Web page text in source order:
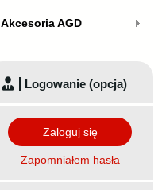
Akcesoria AGD
Logowanie (opcja)
Zaloguj się
Zapomniałem hasła